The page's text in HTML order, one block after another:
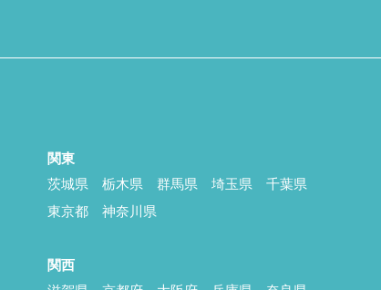
関東
茨城県
栃木県 群馬県 埼玉県
千葉県
東京都
神奈川県
関西